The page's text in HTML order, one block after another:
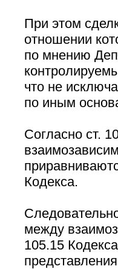
При этом
отношении
по мнению
что не
по иным
Согласно ст.
Кодекса.
между
105.15